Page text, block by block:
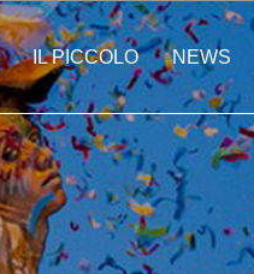
IL PICCOLO NEWS